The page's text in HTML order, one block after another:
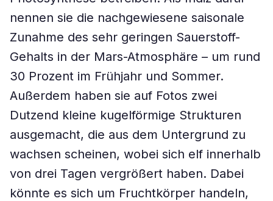
nennen sie die nachgewiesene saisonale
Zunahme des sehr geringen Sauerstoff-
Gehalts in der Mars-Atmosphäre – um rund
30 Prozent im Frühjahr und Sommer.
Außerdem haben sie auf Fotos zwei
Dutzend kleine kugelförmige Strukturen
ausgemacht, die aus dem Untergrund zu
wachsen scheinen, wobei sich elf innerhalb
von drei Tagen vergrößert haben. Dabei
könnte es sich um Fruchtkörper handeln,